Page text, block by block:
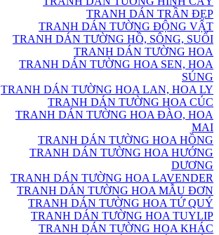
TRANH DÁN TRẦN ĐẸP
TRANH DÁN TƯỜNG ĐỘNG VẬT
TRANH DÁN TƯỜNG HỒ, SÔNG, SUỐI
TRANH DÁN TƯỜNG HOA
TRANH DÁN TƯỜNG HOA SEN, HOA
SÚNG
TRANH DÁN TƯỜNG HOA LAN, HOA LY
TRANH DÁN TƯỜNG HOA CÚC
TRANH DÁN TƯỜNG HOA ĐÀO, HOA
MAI
TRANH DÁN TƯỜNG HOA HỒNG
TRANH DÁN TƯỜNG HOA HƯỚNG
DƯƠNG
TRANH DÁN TƯỜNG HOA LAVENDER
TRANH DÁN TƯỜNG HOA MẪU ĐƠN
TRANH DÁN TƯỜNG HOA TỨ QUÝ
TRANH DÁN TƯỜNG HOA TUYLIP
TRANH DÁN TƯỜNG HOA KHÁC